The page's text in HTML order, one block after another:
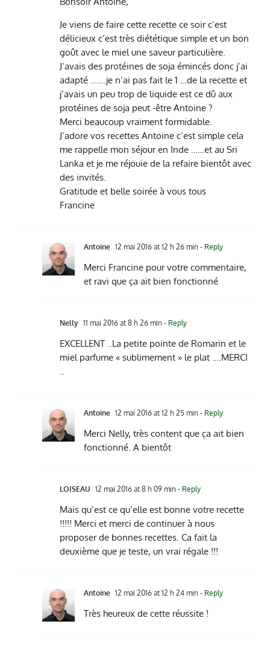
Je viens de faire cette recette ce soir c’est
délicieux c’est très diététique simple et un bon
goût avec le miel une saveur particulière.
J’avais des protéines de soja émincés donc j’ai
adapté …….je n’ai pas fait le 1 …de la recette et
j’avais un peu trop de liquide est ce dû aux
protéines de soja peut -être Antoine ?
Merci beaucoup vraiment formidable.
J’adore vos recettes Antoine c’est simple cela
me rappelle mon séjour en Inde ……et au Sri
Lanka et je me réjouie de la refaire bientôt avec
des invités.
Gratitude et belle soirée à vous tous
Francine
Antoine 12 mai 2016 at 12 h 26 min - Reply
Merci Francine pour votre commentaire,
et ravi que ça ait bien fonctionné
Nelly 11 mai 2016 at 8 h 26 min - Reply
EXCELLENT ..La petite pointe de Romarin et le
miel parfume « sublimement » le plat ….MERCI
..
Antoine 12 mai 2016 at 12 h 25 min - Reply
Merci Nelly, très content que ça ait bien
fonctionné. A bientôt
LOISEAU 12 mai 2016 at 8 h 09 min - Reply
Mais qu’est ce qu’elle est bonne votre recette
!!!!! Merci et merci de continuer à nous
proposer de bonnes recettes. Ca fait la
deuxième que je teste, un vrai régale !!!
Antoine 12 mai 2016 at 12 h 24 min - Reply
Très heureux de cette réussite !